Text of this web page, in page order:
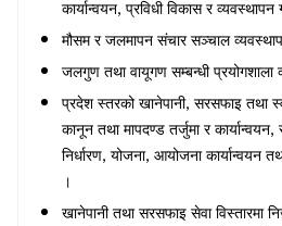
कार्यान्वयन, प्रविधी विकास र व्यवस्थापन
मौसम र जलमापन संचार सञ्चाल
जलगुण तथा वायूगण सम्बन्धी प्रयोगशाला
प्रदेश स्तरको खानेपानी, सरसफाइ तथा
कानून तथा मापदण्ड तर्जुमा र कार्यान्वयन,
निर्धारण, योजना, आयोजना कार्यान्वयन
।
खानेपानी तथा सरसफाइ सेवा विस्तारमा